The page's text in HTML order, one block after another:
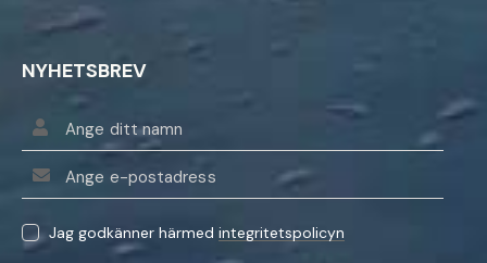
NYHETSBREV
Jag godkänner härmedintegritetspolicyn